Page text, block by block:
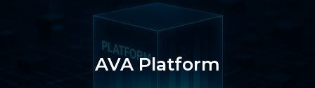
AVA Platform